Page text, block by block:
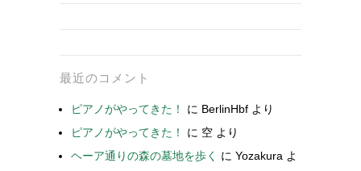
最近のコメント
ピアノがやってきた！ に BerlinHbf より
ピアノがやってきた！
に 空 より
ヘーア通りの森の墓地を歩く
に Yozakura よ